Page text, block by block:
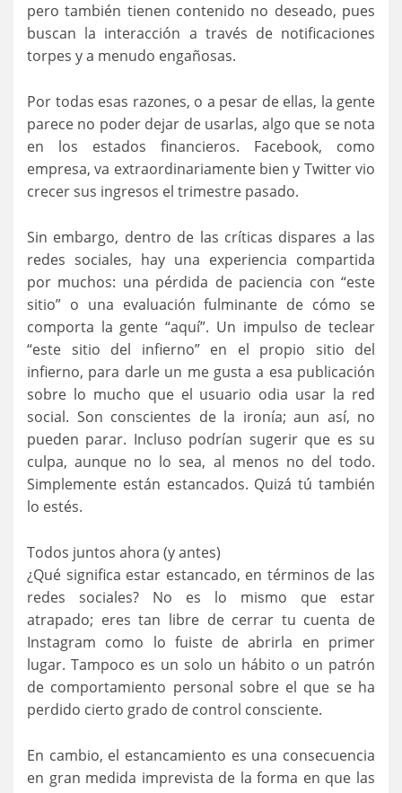
pero también tienen contenido no deseado, pues
buscan la interacción a través de notificaciones
torpes y a menudo engañosas.
Por todas esas razones, o a pesar de ellas, la gente
parece no poder dejar de usarlas, algo que se nota
en los estados financieros. Facebook, como
empresa, va extraordinariamente bien y Twitter vio
crecer sus ingresos el trimestre pasado.
Sin embargo, dentro de las críticas dispares a las
redes sociales, hay una experiencia compartida
por muchos: una pérdida de paciencia con “este
sitio” o una evaluación fulminante de cómo se
comporta la gente “aquí”. Un impulso de teclear
“este sitio del infierno” en el propio sitio del
infierno, para darle un me gusta a esa publicación
sobre lo mucho que el usuario odia usar la red
social. Son conscientes de la ironía; aun así, no
pueden parar. Incluso podrían sugerir que es su
culpa, aunque no lo sea, al menos no del todo.
Simplemente están estancados. Quizá tú también
lo estés.
Todos juntos ahora (y antes)
¿Qué significa estar estancado, en términos de las
redes sociales? No es lo mismo que estar
atrapado; eres tan libre de cerrar tu cuenta de
Instagram como lo fuiste de abrirla en primer
lugar. Tampoco es un solo un hábito o un patrón
de comportamiento personal sobre el que se ha
perdido cierto grado de control consciente.
En cambio, el estancamiento es una consecuencia
en gran medida imprevista de la forma en que las